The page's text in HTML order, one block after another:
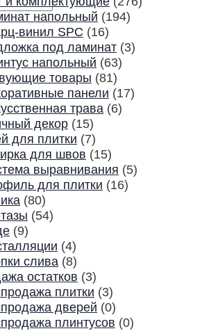
напольный (194)
винил SPC (16)
под ламинат (3)
напольный (63)
товары (81)
панели (17)
трава (6)
декор (15)
для плитки (7)
для швов (15)
выравнивания (5)
для плитки (16)
(80)
(54)
(9)
(4)
слива (8)
остатков (3)
плитки (3)
дверей (0)
плинтусов (0)